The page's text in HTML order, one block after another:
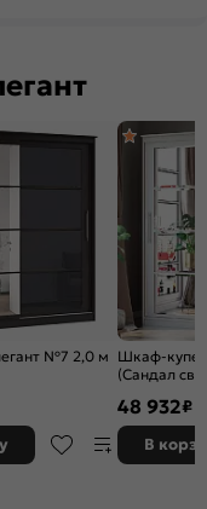
№7 2,0 м Шкаф-купе
(Сандал
48 932₽
В